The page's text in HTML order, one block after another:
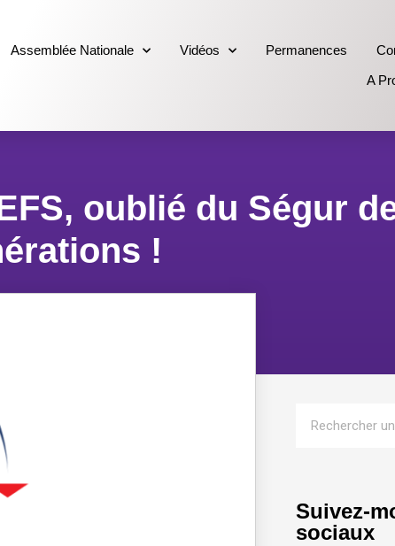
Assemblée Nationale Vidéos Permanences
A
oublié du Ségur
!
Suivez-
sociaux